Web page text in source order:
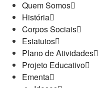
Quem Somos
História
Corpos Sociais
Estatutos
Plano de Atividades
Projeto Educativo
Ementa